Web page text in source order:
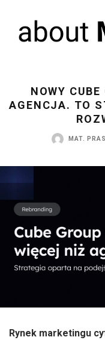
NOWY
AGENCJA. TO
MAT.
Rynek marketingu